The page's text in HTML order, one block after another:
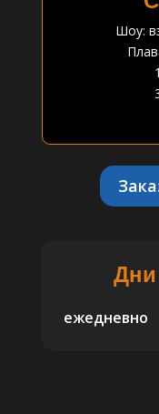
Шоу:
Дни
ежедневно